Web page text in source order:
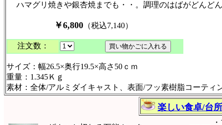
ハマグリ焼きや銀杏焼までも・・。調理のはばがどんど
￥6,800 （税込7,140）
注文数：
サイズ：幅26.5×奥行19.5×高さ50ｃｍ
重量：1.345Ｋｇ
素材：全体/アルミダイキャスト、表面/フッ素樹脂コーティ
楽しい食卓/台所